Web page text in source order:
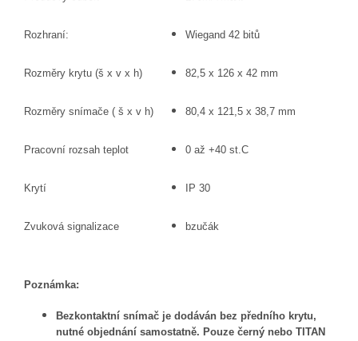
Rozhraní: Wiegand 42 bitů
Rozměry krytu (š x v x h) 82,5 x 126 x 42 mm
Rozměry snímače ( š x v h) 80,4 x 121,5 x 38,7 mm
Pracovní rozsah teplot 0 až +40 st.C
Krytí IP 30
Zvuková signalizace bzučák
Poznámka:
Bezkontaktní snímač je dodáván bez předního krytu,
nutné objednání samostatně. Pouze černý nebo TITAN